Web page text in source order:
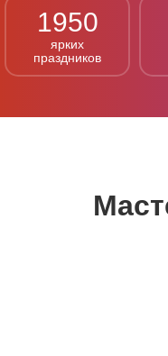
1950
ярких
праздников